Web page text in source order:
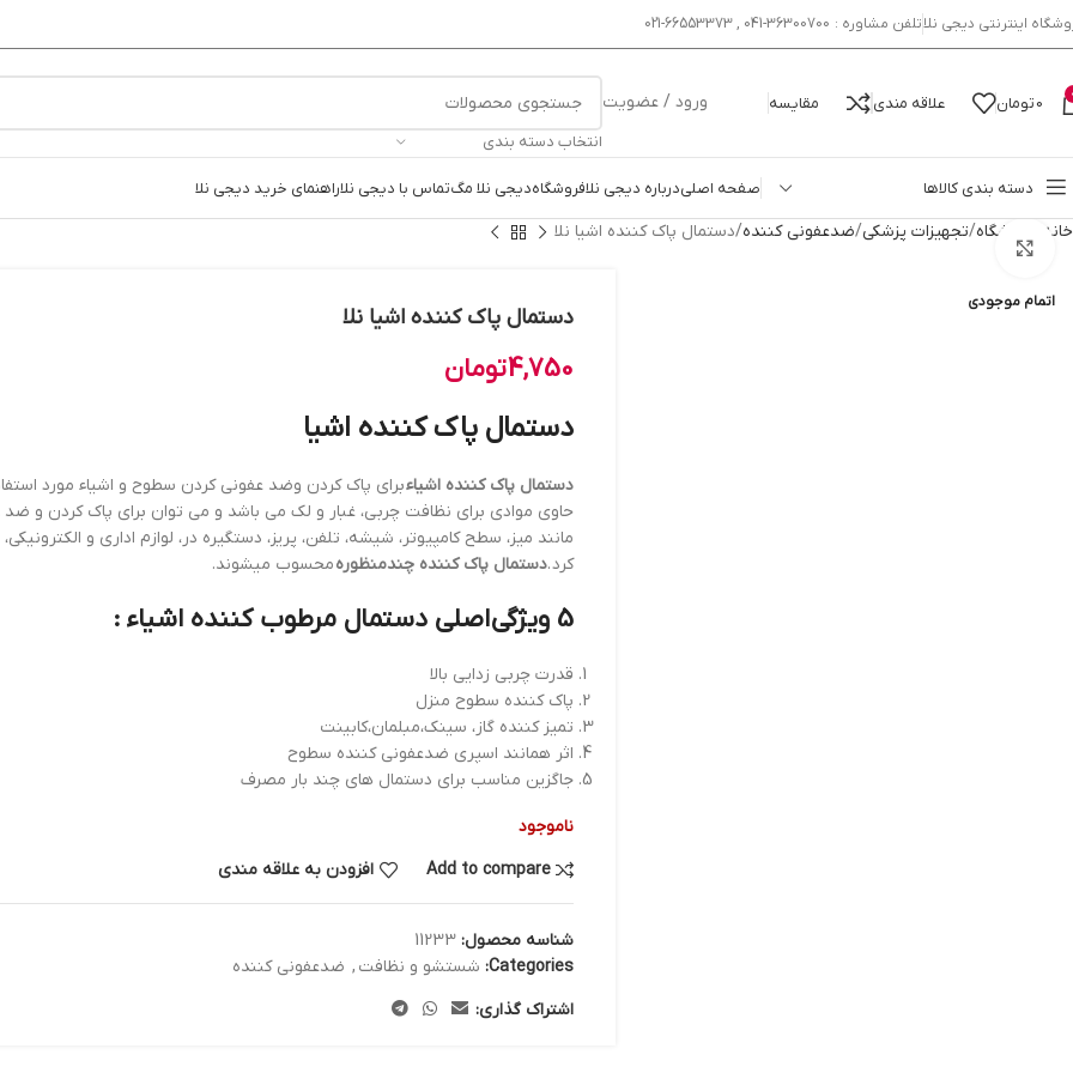
اینترنتی دیجی نلاتلفن مشاوره : 36300700-041 , 66553373-021
0تومان علاقه مندی مقایسه ورود / عضویت
انتخاب دسته بندی
دسته بندی کالاها صفحه اصلیدرباره دیجی نلافروشگاهدیجی نلا مگتماس با دیجی نلاراهنمای خرید دیجی نلا
خانه
فروشگاه تجهیزات پزشکی ضدعفونی کننده دستمال پاک کننده اشیا نلا
اتمام موجودی
بزرگنمایی تصویر
دستمال پاک کننده اشیا نلا
4,750تومان
دستمال پاک کننده اشیا
دستمال پاک کننده اشیاءبرای پاک کردن وضد عفونی کردن سطوح و اشیاء مورد
حاوی موادی برای نظافت چربی، غبار و لک می باشد و می توان برای پاک کردن و ضد
مانند میز، سطح کامپیوتر، شیشه، تلفن، پریز، دستگیره در، لوازم اداری و
کرد.دستمال پاک کننده چندمنظورهمحسوب میشوند.
5 ویژگی اصلی دستمال مرطوب کننده اشیاء :
قدرت چربی زدایی بالا
پاک کننده سطوح منزل
تمیز کننده گاز، سینک،مبلمان،کابینت
اثر همانند اسپری ضدعفونی کننده سطوح
جاگزین مناسب برای دستمال های چند بار مصرف
ناموجود
Add to compare
افزودن به علاقه مندی
شناسه محصول: 11233
Categories: شستشو و نظافت , ضدعفونی کننده
اشتراک گذاری: